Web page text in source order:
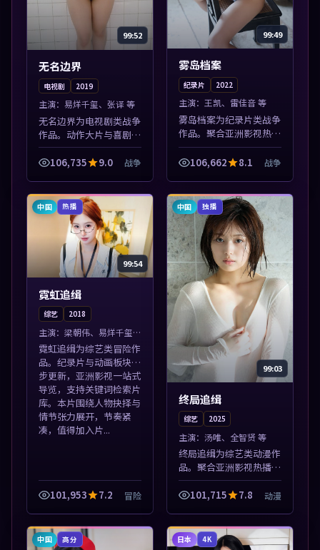
99:52
无名边界
电视剧 2019
主演： 易烊千玺、张译 等
无名边界为电视剧类战争
作品。动作大片与喜剧短
片搭配推荐，亚洲影视高
清站，流畅不卡顿。本片
入片单。
106,735 9.0 战争
99:49
雾岛档案
纪录片 2022
主演： 王凯、雷佳音 等
雾岛档案为纪录片类战争
作品。聚合亚洲影视热播
内容，高清免费在线观
看，适合手机与电脑一站
紧凑，值得加入...
106,662 8.1 战争
中国 热播
99:54
霓虹追缉
综艺 2018
主演： 梁朝伟、易烊千玺
等
霓虹追缉为综艺类冒险作
品。纪录片与动画板块同
步更新，亚洲影视一站式
导览，支持关键词检索片
库。本片围绕人物抉择与
情节张力展开，节奏紧
凑，值得加入片...
101,953 7.2 冒险
中国 独播
99:03
终局追缉
综艺 2025
主演： 汤唯、全智贤 等
终局追缉为综艺类动漫作
品。聚合亚洲影视热播内
容，高清免费在线观看，
适合手机与电脑一站式追
凑，值得加入片...
101,715 7.8 动漫
中国 高分 日本 4K